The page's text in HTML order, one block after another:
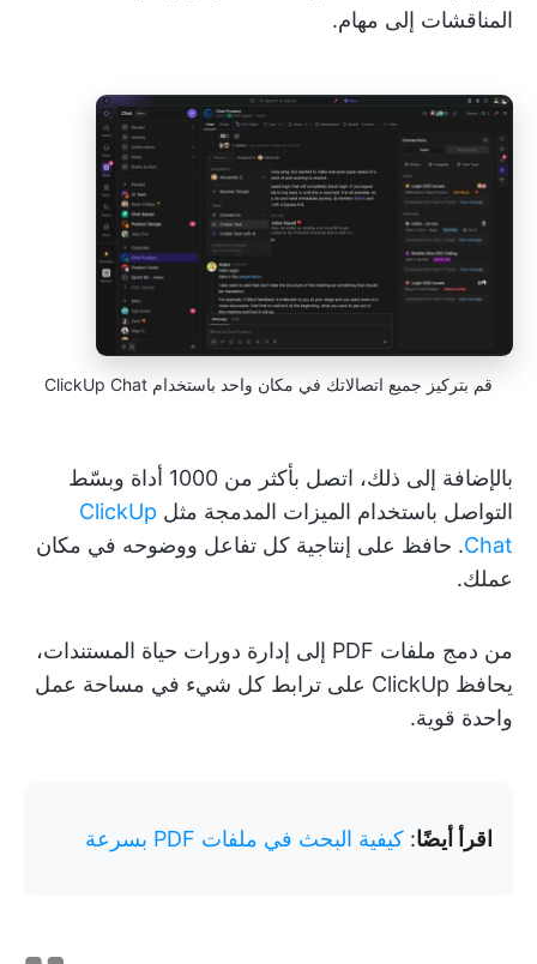
المناقشات إلى مهام.
قم بتركيز جميع اتصالاتك في مكان واحد باستخدام ClickUp Chat
بالإضافة إلى ذلك، اتصل بأكثر من 1000 أداة وبسّط
التواصل باستخدام الميزات المدمجة مثل ClickUp
Chat. حافظ على إنتاجية كل تفاعل ووضوحه في مكان
عملك.
من دمج ملفات PDF إلى إدارة دورات حياة المستندات،
يحافظ ClickUp على ترابط كل شيء في مساحة عمل
واحدة قوية.
اقرأ أيضًا: كيفية البحث في ملفات PDF بسرعة